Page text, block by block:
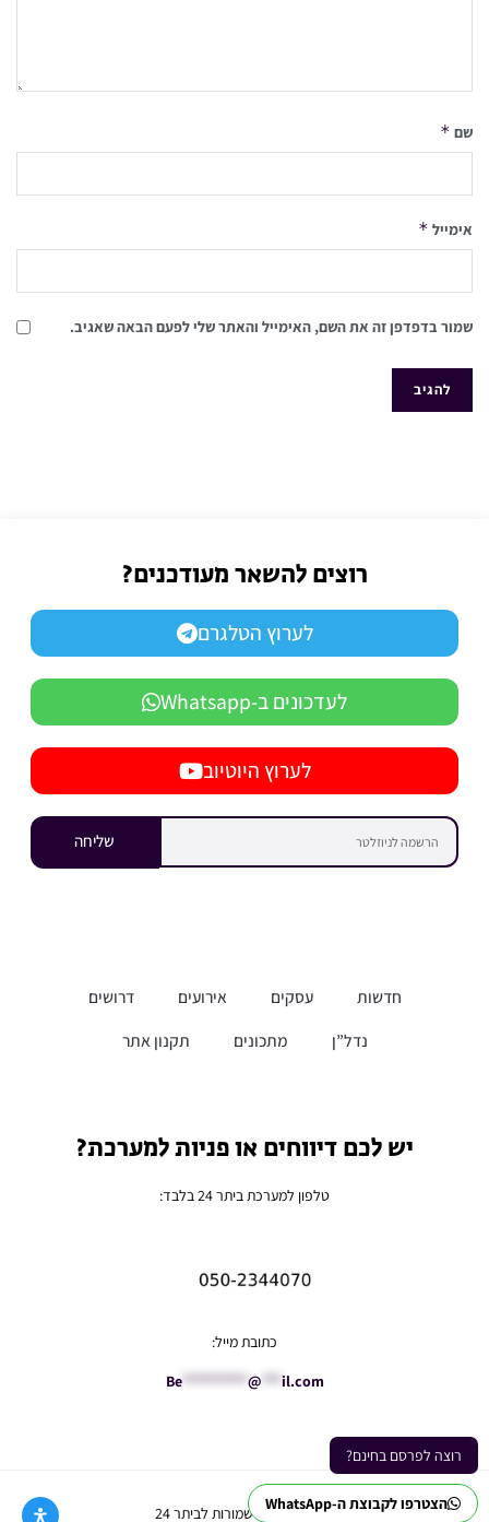
שם *
אימייל *
שמור בדפדפן זה את השם, האימייל והאתר שלי לפעם הבאה שאגיב.
הצטרפו לקבוצת ה-WhatsApp
רוצה לפרסם בחינם?
רוצים להשאר מעודכנים?
לערוץ הטלגרם
לעדכונים ב-Whatsapp
לערוץ היוטיוב
שליחה
חדשות עסקים אירועים
דרושים
נדל”ן
מתכונים תקנון אתר
יש לכם דיווחים או פניות למערכת?
טלפון למערכת ביתר 24 בלבד:
כתובת מייל:
Be********** @ il.com
Ⓒ כל הזכויות שמורות לביתר 24